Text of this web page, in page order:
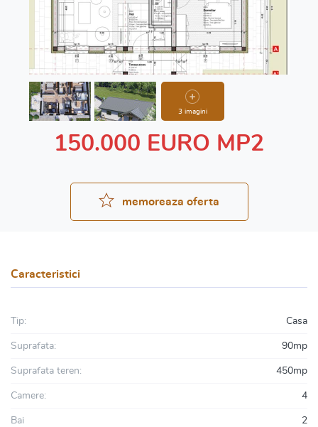
3 imagini
150.000 EURO MP2
memoreaza oferta
Caracteristici
Tip: Casa
Suprafata: 90mp
Suprafata teren: 450mp
Camere: 4
Bai 2